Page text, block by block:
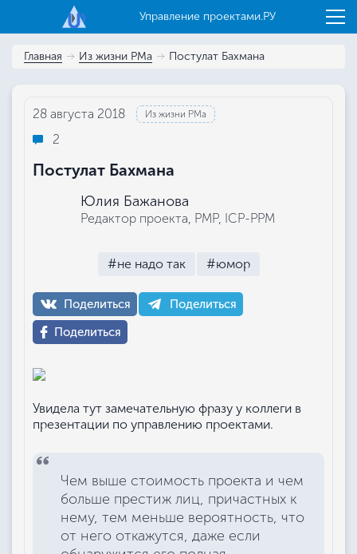
Управление проектами.РУ
Главная Из жизни РМа Постулат Бахмана
28 августа 2018 Из жизни РМа
2
Постулат Бахмана
Юлия Бажанова
Редактор проекта, РМР, ICP-PPM
#не надо так #юмор
Поделиться
Поделиться
Поделиться
Увидела тут замечательную фразу у коллеги в
презентации по управлению проектами.
Чем выше стоимость проекта и чем
больше престиж лиц, причастных к
нему, тем меньше вероятность, что
от него откажутся, даже если